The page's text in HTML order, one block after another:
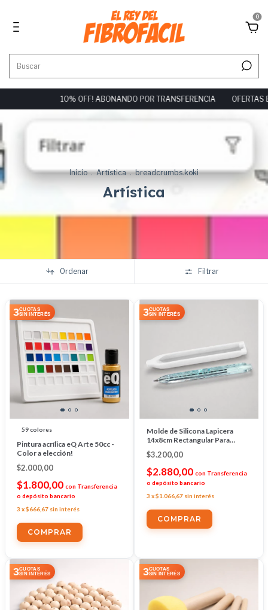
0
OFF! ABONANDO POR TRANSFERENCIA OFERTAS ESPECIALES DIA DEL
Inicio . Artística . breadcrumbs.koki
Artística
Ordenar Filtrar
3CUOTAS
SIN INTERÉS
59 colores
Pintura acrílica eQ Arte 50cc -
Color a elección!
$2.000,00
$1.800,00 con Transferencia
o depósito bancario
3 x$666,67 sin interés
COMPRAR
3CUOTAS
SIN INTERÉS
Molde de Silicona Lapicera
14x8cm Rectangular Para
Resina
$3.200,00
$2.880,00 con Transferencia
o depósito bancario
3 x$1.066,67 sin interés
3CUOTAS
SIN INTERÉS
3CUOTAS
SIN INTERÉS